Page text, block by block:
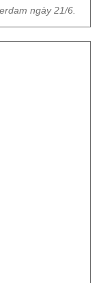
ngày 21/6.